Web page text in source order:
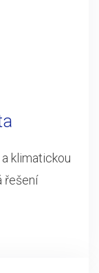
klimatickou
řešení